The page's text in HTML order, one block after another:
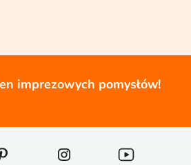
imprezowych pomysłów!